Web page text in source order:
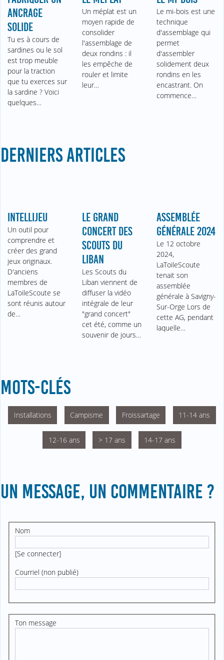
ANCRAGE
SOLIDE
Tu es à cours de
sardines ou le sol
est trop meuble
pour la traction
que tu exerces sur
la sardine ? Voici
quelques…
Un méplat est un
moyen rapide de
consolider
l'assemblage de
deux rondins : il
les empêche de
rouler et limite
leur…
Le mi-bois est une
technique
d'assemblage qui
permet
d'assembler
solidement deux
rondins en les
encastrant. On
commence…
DERNIERS ARTICLES
INTELLIJEU
Un outil pour
comprendre et
créer des grand
jeux originaux.
D'anciens
membres de
LaToileScoute se
sont réunis autour
de…
LE GRAND
CONCERT DES
SCOUTS DU
LIBAN
Les Scouts du
Liban viennent de
diffuser la vidéo
intégrale de leur
"grand concert"
cet été, comme un
souvenir de jours…
ASSEMBLÉE
GÉNÉRALE 2024
Le 12 octobre
2024,
LaToileScoute
tenait son
assemblée
générale à Savigny-
Sur-Orge Lors de
cette AG, pendant
laquelle…
MOTS-CLÉS
Installations Campisme Froissartage 11-14 ans
12-16 ans > 17 ans 14-17 ans
UN MESSAGE, UN COMMENTAIRE ?
Nom
[Se connecter]
Courriel (non publié)
Ton message